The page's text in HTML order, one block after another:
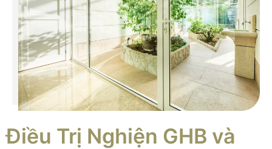
Điều Trị Nghiện GHB và